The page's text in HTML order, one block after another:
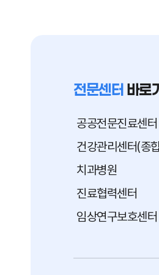
전문센터 바로
공공전문진료센터
건강관리센터(종
치과병원
진료협력센터
임상연구보호센터